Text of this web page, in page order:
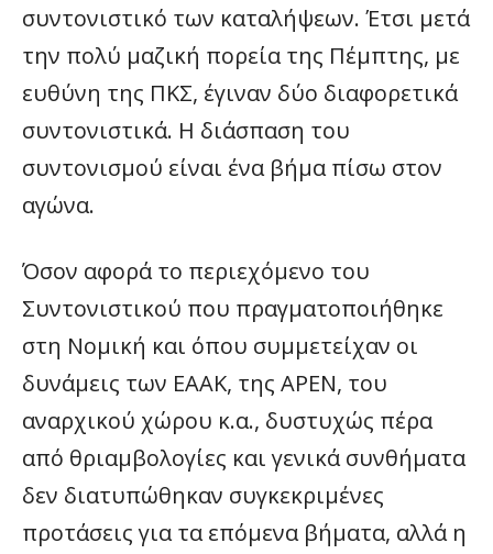
συντονιστικό των καταλήψεων. Έτσι μετά
την πολύ μαζική πορεία της Πέμπτης, με
ευθύνη της ΠΚΣ, έγιναν δύο διαφορετικά
συντονιστικά. Η διάσπαση του
συντονισμού είναι ένα βήμα πίσω στον
αγώνα.
Όσον αφορά το περιεχόμενο του
Συντονιστικού που πραγματοποιήθηκε
στη Νομική και όπου συμμετείχαν οι
δυνάμεις των ΕΑΑΚ, της ΑΡΕΝ, του
αναρχικού χώρου κ.α., δυστυχώς πέρα
από θριαμβολογίες και γενικά συνθήματα
δεν διατυπώθηκαν συγκεκριμένες
προτάσεις για τα επόμενα βήματα, αλλά η